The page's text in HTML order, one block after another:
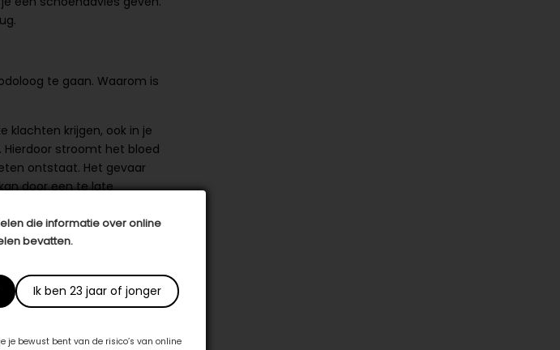
die informatie over online
bevatten.
Ik ben 23 jaar of jonger
je bewust bent van de risico’s van online
te gaan. Waarom is
klachten krijgen, ook in je
stroomt het bloed
ontstaat. Het gevaar
door een te late
wordt er in het geval
het mijn missie om jouw
te maken. Hiervoor
deze eigenlijk goed voor?